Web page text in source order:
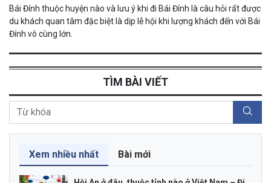
Bái Đính thuộc huyện nào và lưu ý khi đi Bái Đính là câu hỏi rất được
du khách quan tâm đặc biệt là dịp lễ hội khi lượng khách đến với Bái
Đính vô cùng lớn.
TÌM BÀI VIẾT
Xem nhiều nhất Bài mới